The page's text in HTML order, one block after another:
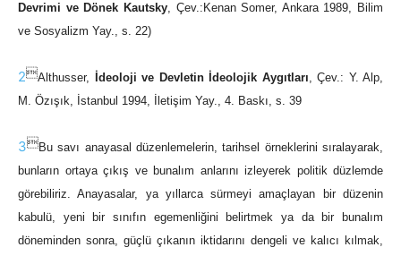
Devrimi ve Dönek Kautsky, Çev.:Kenan Somer, Ankara 1989, Bilim
ve Sosyalizm Yay., s. 22)
2Althusser, İdeoloji ve Devletin İdeolojik Aygıtları, Çev.: Y. Alp,
M. Özışık, İstanbul 1994, İletişim Yay., 4. Baskı, s. 39
3Bu savı anayasal düzenlemelerin, tarihsel örneklerini sıralayarak,
bunların ortaya çıkış ve bunalım anlarını izleyerek politik düzlemde
görebiliriz. Anayasalar, ya yıllarca sürmeyi amaçlayan bir düzenin
kabulü, yeni bir sınıfın egemenliğini belirtmek ya da bir bunalım
döneminden sonra, güçlü çıkanın iktidarını dengeli ve kalıcı kılmak,